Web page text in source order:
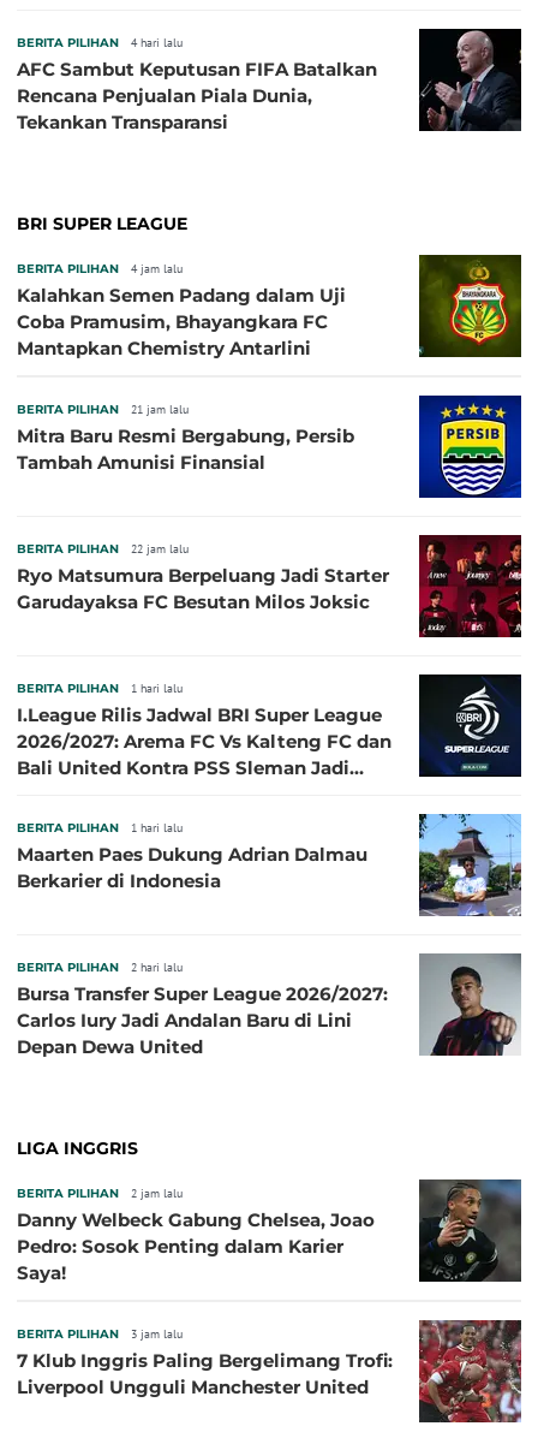
BERITA PILIHAN 4 hari lalu
AFC Sambut Keputusan FIFA Batalkan
Rencana Penjualan Piala Dunia,
Tekankan Transparansi
BRI SUPER LEAGUE
BERITA PILIHAN 4 jam lalu
Kalahkan Semen Padang dalam Uji
Coba Pramusim, Bhayangkara FC
Mantapkan Chemistry Antarlini
BERITA PILIHAN 21 jam lalu
Mitra Baru Resmi Bergabung, Persib
Tambah Amunisi Finansial
BERITA PILIHAN 22 jam lalu
Ryo Matsumura Berpeluang Jadi Starter
Garudayaksa FC Besutan Milos Joksic
BERITA PILIHAN 1 hari lalu
I.League Rilis Jadwal BRI Super League
2026/2027: Arema FC Vs Kalteng FC dan
Bali United Kontra PSS Sleman Jadi
BERITA PILIHAN 1 hari lalu
Maarten Paes Dukung Adrian Dalmau
Berkarier di Indonesia
BERITA PILIHAN 2 hari lalu
Bursa Transfer Super League 2026/2027:
Carlos Iury Jadi Andalan Baru di Lini
Depan Dewa United
LIGA INGGRIS
BERITA PILIHAN 2 jam lalu
Danny Welbeck Gabung Chelsea, Joao
Pedro: Sosok Penting dalam Karier
Saya!
BERITA PILIHAN 3 jam lalu
7 Klub Inggris Paling Bergelimang Trofi:
Liverpool Ungguli Manchester United